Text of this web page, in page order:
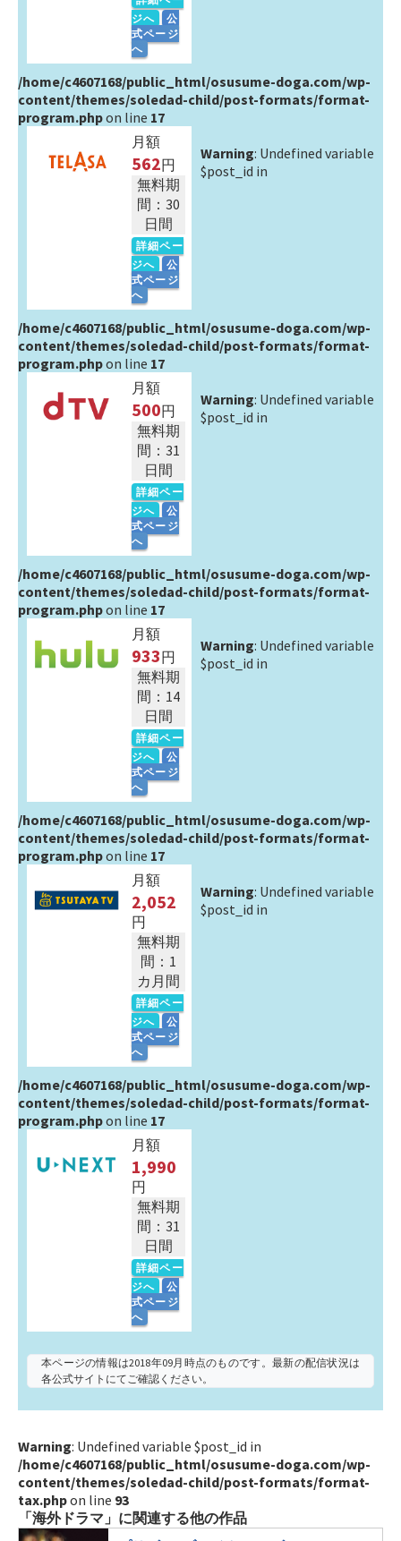
ジへ
公
式ページ
へ
/home/c4607168/public_html/osusume-doga.com/wp-
content/themes/soledad-child/post-formats/format-
program.phpon line 17
月額
562円
無料期
間：30
日間
詳細ペー
ジへ
公
式ページ
へ
Warning: Undefined variable
$post_id in
/home/c4607168/public_html/osusume-doga.com/wp-
content/themes/soledad-child/post-formats/format-
program.phpon line 17
月額
500円
無料期
間：31
日間
詳細ペー
ジへ
公
式ページ
へ
Warning: Undefined variable
$post_id in
/home/c4607168/public_html/osusume-doga.com/wp-
content/themes/soledad-child/post-formats/format-
program.phpon line 17
月額
933円
無料期
間：14
日間
詳細ペー
ジへ
公
式ページ
へ
Warning: Undefined variable
$post_id in
/home/c4607168/public_html/osusume-doga.com/wp-
content/themes/soledad-child/post-formats/format-
program.phpon line 17
月額
2,052
円
無料期
間：1
カ月間
詳細ペー
ジへ
公
式ページ
へ
Warning: Undefined variable
$post_id in
/home/c4607168/public_html/osusume-doga.com/wp-
content/themes/soledad-child/post-formats/format-
program.phpon line 17
月額
1,990
円
無料期
間：31
日間
詳細ペー
ジへ
公
式ページ
へ
本ページの情報は2018年09月時点のものです。最新の配信状況は
各公式サイトにてご確認ください。
Warning: Undefined variable $post_id in
/home/c4607168/public_html/osusume-doga.com/wp-
content/themes/soledad-child/post-formats/format-
tax.phpon line 93
「海外ドラマ」に関連する他の作品